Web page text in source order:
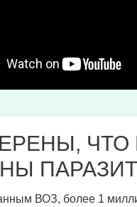
ЧТО
ВОЗ, более 1